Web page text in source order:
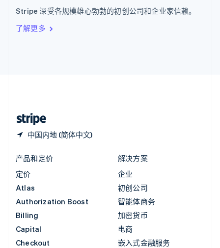
Stripe 深受各规模雄心勃勃的初创公司和企业家信赖。
了解更多
中国内地 (简体中文)
ItalianoEnglish
印度
English
产品和定价
定价
Atlas
Authorization Boost
Billing
Capital
Checkout
解决方案
企业
初创公司
智能体商务
加密货币
电商
嵌入式金融服务